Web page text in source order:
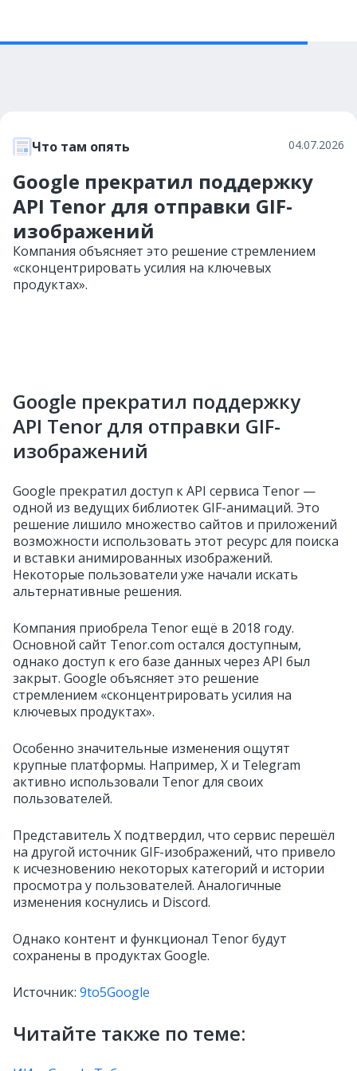
Что там опять 04.07.2026
Google прекратил поддержку
API Tenor для отправки GIF-
изображений
Компания объясняет это решение стремлением
«сконцентрировать усилия на ключевых
продуктах».
Google прекратил поддержку
API Tenor для отправки GIF-
изображений
Google прекратил доступ к API сервиса Tenor —
одной из ведущих библиотек GIF-анимаций. Это
решение лишило множество сайтов и приложений
возможности использовать этот ресурс для поиска
и вставки анимированных изображений.
Некоторые пользователи уже начали искать
альтернативные решения.
Компания приобрела Tenor ещё в 2018 году.
Основной сайт Tenor.com остался доступным,
однако доступ к его базе данных через API был
закрыт. Google объясняет это решение
стремлением «сконцентрировать усилия на
ключевых продуктах».
Особенно значительные изменения ощутят
крупные платформы. Например, X и Telegram
активно использовали Tenor для своих
пользователей.
Представитель X подтвердил, что сервис перешёл
на другой источник GIF-изображений, что привело
к исчезновению некоторых категорий и истории
просмотра у пользователей. Аналогичные
изменения коснулись и Discord.
Однако контент и функционал Tenor будут
сохранены в продуктах Google.
Источник: 9to5Google
Читайте также по теме: